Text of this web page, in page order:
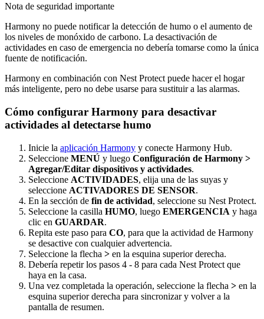
Nota de seguridad importante
Harmony no puede notificar la detección de humo o el aumento de
los niveles de monóxido de carbono. La desactivación de
actividades en caso de emergencia no debería tomarse como la única
fuente de notificación.
Harmony en combinación con Nest Protect puede hacer el hogar
más inteligente, pero no debe usarse para sustituir a las alarmas.
Cómo configurar Harmony para desactivar
actividades al detectarse humo
Inicie la aplicación Harmony y conecte Harmony Hub.
Seleccione MENÚ y luego Configuración de Harmony >
Agregar/Editar dispositivos y actividades.
Seleccione ACTIVIDADES, elija una de las suyas y
seleccione ACTIVADORES DE SENSOR.
En la sección de fin de actividad, seleccione su Nest Protect.
Seleccione la casilla HUMO, luego EMERGENCIA y haga
clic en GUARDAR.
Repita este paso para CO, para que la actividad de Harmony
se desactive con cualquier advertencia.
Seleccione la flecha > en la esquina superior derecha.
Debería repetir los pasos 4 - 8 para cada Nest Protect que
haya en la casa.
Una vez completada la operación, seleccione la flecha > en la
esquina superior derecha para sincronizar y volver a la
pantalla de resumen.